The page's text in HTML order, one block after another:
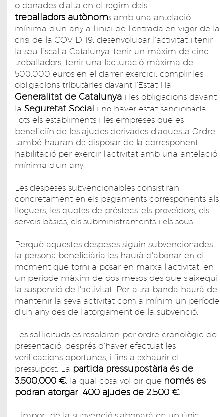
o donades d'alta en el règim dels
treballadors autònoms amb una antelació
mínima d'un any a l'inici de l'entrada en vigor de la
crisi de la COVID-19; desenvolupar l'activitat i tenir
la seu fiscal a Catalunya; tenir un màxim de cinc
treballadors; tenir una facturació màxima de
500.000 euros en el darrer exercici; complir les
obligacions tributàries davant l'Estat i la
Generalitat de Catalunya i les obligacions davant
la Seguretat Social i no haver estat sancionada.
Tots els establiments i les empreses que es
beneficiïn de les ajudes derivades d'aquesta Ordre
també hauran de disposar de la corresponent
habilitació per exercir l'activitat amb una antelació
mínima d'un any.
Les despeses subvencionables consistiran
concretament en els pagaments corresponents als
lloguers, les quotes de préstecs, els proveïdors, els
serveis bàsics, els subministraments i els sous.
Perquè aquestes despeses siguin subvencionades
la persona beneficiària les haurà d'abonar en el
moment que torni a posar en marxa l'activitat, en
un període màxim de dos mesos des que s'aixequi
la suspensió de l'activitat. Per altra banda haurà de
mantenir la seva activitat com a mínim un període
d'un any des de l'atorgament de la subvenció.
Les sol·licituds es resoldran per ordre cronològic de
presentació, després d'haver efectuat les
verificacions oportunes, i fins a exhaurir el
pressupost. La partida pressupostària és de
3.500.000 €, la qual cosa vol dir que només es
podran atorgar 1400 ajudes de 2.500 €.